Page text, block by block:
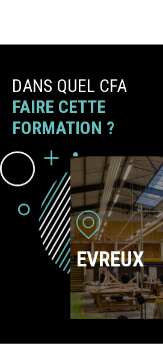
DANS QUEL CFA
FAIRE CETTE
FORMATION ?
EVREUX